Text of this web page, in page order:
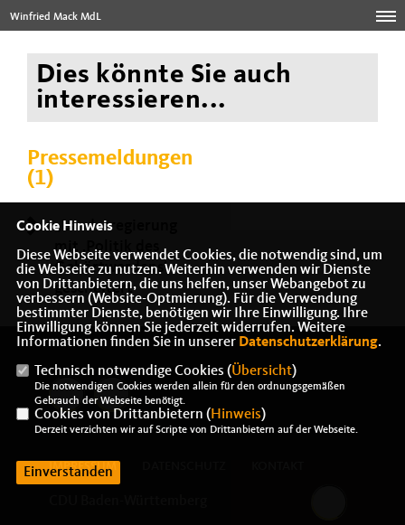
Winfried Mack MdL
Dies könnte Sie auch
interessieren...
Pressemeldungen
(1)
Landesregierung
mit ‚Politik des
Gehörtwerdens‘
gescheitert
IMPRESSUM
Cookie Hinweis
Diese Webseite verwendet Cookies, die notwendig sind, um
die Webseite zu nutzen. Weiterhin verwenden wir Dienste
von Drittanbietern, die uns helfen, unser Webangebot zu
verbessern (Website-Optmierung). Für die Verwendung
bestimmter Dienste, benötigen wir Ihre Einwilligung. Ihre
Einwilligung können Sie jederzeit widerrufen. Weitere
Informationen finden Sie in unserer Datenschutzerklärung.
Technisch notwendige Cookies (Übersicht)
Die notwendigen Cookies werden allein für den ordnungsgemäßen
Gebrauch der Webseite benötigt.
Cookies von Drittanbietern ( Hinweis)
Derzeit verzichten wir auf Scripte von Drittanbietern auf der Webseite.
Einverstanden